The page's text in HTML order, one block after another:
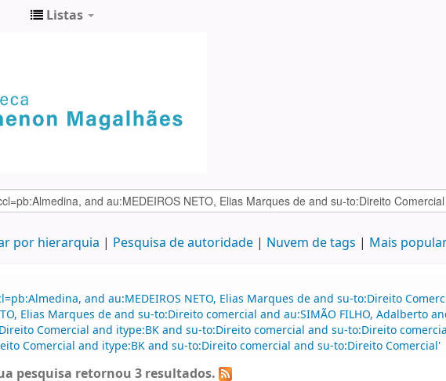
Listas
por hierarquia Pesquisa de autoridade Nuvem de tags Mais
and au:MEDEIROS NETO, Elias Marques de and su-to:Direito
Elias Marques de and su-to:Direito comercial and au:SIMÃO FILHO, Adalberto
Comercial and itype:BK and su-to:Direito comercial and su-to:Direito
Comercial and itype:BK and su-to:Direito comercial and su-to:Direito Comercial'
pesquisa retornou 3 resultados.